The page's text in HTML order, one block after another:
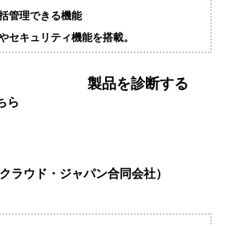
管理できる機能
セキュリティ機能を搭載。
ら
製品を診断する
ラウド・ジャパン合同会社）